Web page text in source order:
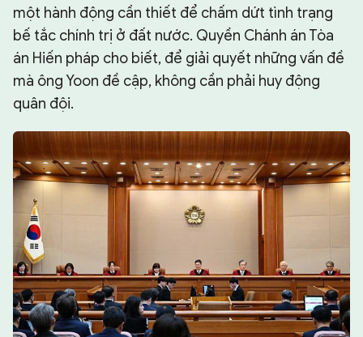
một hành động cần thiết để chấm dứt tình trạng
bế tắc chính trị ở đất nước. Quyền Chánh án Tòa
án Hiến pháp cho biết, để giải quyết những vấn đề
mà ông Yoon đề cập, không cần phải huy động
quân đội.